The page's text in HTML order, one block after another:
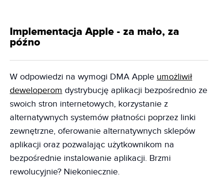
Implementacja Apple - za mało, za
późno
W odpowiedzi na wymogi DMA Apple umożliwił
deweloperom dystrybucję aplikacji bezpośrednio ze
swoich stron internetowych, korzystanie z
alternatywnych systemów płatności poprzez linki
zewnętrzne, oferowanie alternatywnych sklepów
aplikacji oraz pozwalając użytkownikom na
bezpośrednie instalowanie aplikacji. Brzmi
rewolucyjnie? Niekoniecznie.